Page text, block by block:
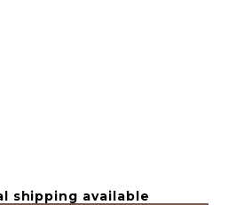
shipping available